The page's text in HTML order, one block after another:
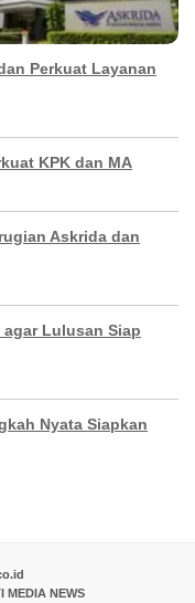
Perkuat Layanan
KPK dan MA
Askrida dan
agar Lulusan Siap
Nyata Siapkan
MEDIA NEWS